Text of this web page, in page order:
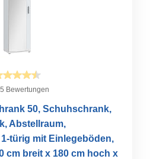
Bewertungen
50, Schuhschrank,
Abstellraum,
türig mit Einlegeböden,
cm breit x 180 cm hoch x